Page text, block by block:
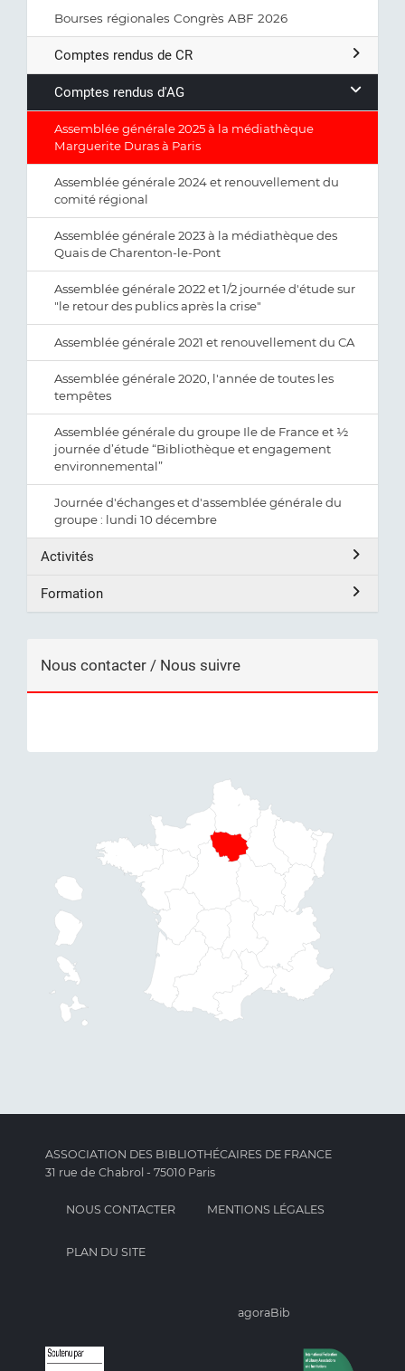
Bourses régionales Congrès ABF 2026
Comptes rendus de CR
Comptes rendus d'AG
Assemblée générale 2025 à la médiathèque
Marguerite Duras à Paris
Assemblée générale 2024 et renouvellement du
comité régional
Assemblée générale 2023 à la médiathèque des
Quais de Charenton-le-Pont
Assemblée générale 2022 et 1/2 journée d'étude sur
"le retour des publics après la crise"
Assemblée générale 2021 et renouvellement du CA
Assemblée générale 2020, l'année de toutes les
tempêtes
Assemblée générale du groupe Ile de France et ½
journée d’étude “Bibliothèque et engagement
environnemental”
Journée d'échanges et d'assemblée générale du
groupe : lundi 10 décembre
Activités
Formation
Nous contacter / Nous suivre
ASSOCIATION DES BIBLIOTHÉCAIRES DE FRANCE
31 rue de Chabrol - 75010 Paris
NOUS CONTACTER MENTIONS LÉGALES
PLAN DU SITE
agoraBib